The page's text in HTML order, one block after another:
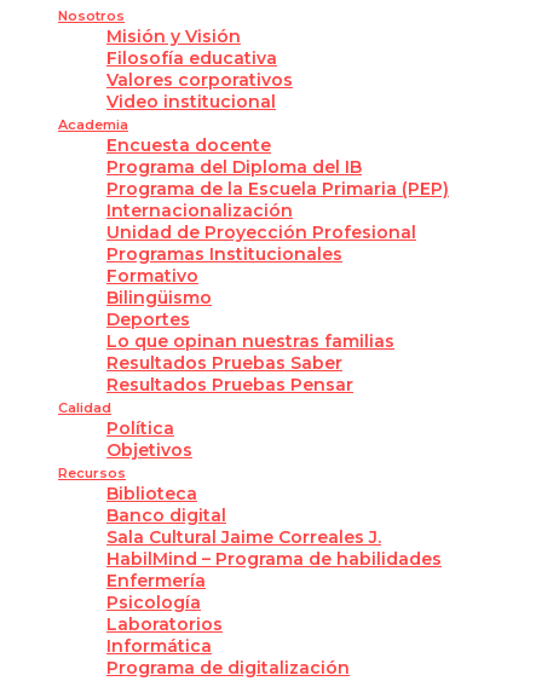
Nosotros
Misión y Visión
Filosofía educativa
Valores corporativos
Video institucional
Academia
Encuesta docente
Programa del Diploma del IB
Programa de la Escuela Primaria (PEP)
Internacionalización
Unidad de Proyección Profesional
Programas Institucionales
Formativo
Bilingüismo
Deportes
Lo que opinan nuestras familias
Resultados Pruebas Saber
Resultados Pruebas Pensar
Calidad
Política
Objetivos
Recursos
Biblioteca
Banco digital
Sala Cultural Jaime Correales J.
HabilMind – Programa de habilidades
Enfermería
Psicología
Laboratorios
Informática
Programa de digitalización